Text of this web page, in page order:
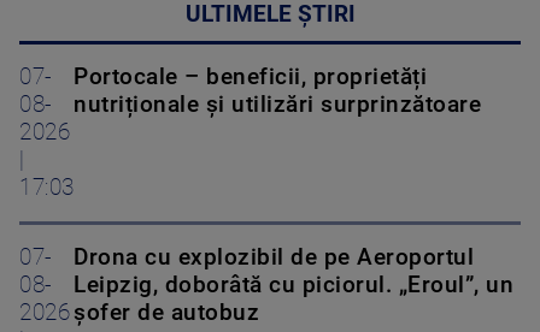
ULTIMELE ȘTIRI
07-
08-
2026
17:03
Portocale – beneficii, proprietăți
nutriționale și utilizări surprinzătoare
07-
08-
2026
Drona cu explozibil de pe Aeroportul
Leipzig, doborâtă cu piciorul. „Eroul”, un
șofer de autobuz